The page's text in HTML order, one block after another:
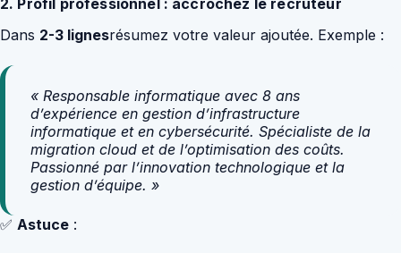
Dans 2-3 lignesrésumez votre valeur ajoutée. Exemple :
« Responsable informatique avec 8 ans
d’expérience en gestion d’infrastructure
informatique et en cybersécurité. Spécialiste de la
migration cloud et de l’optimisation des coûts.
Passionné par l’innovation technologique et la
gestion d’équipe. »
✅ Astuce :